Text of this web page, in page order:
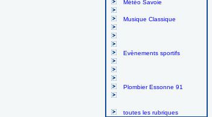
Météo Savoie
Musique Classique
Evènements sportifs
Plombier Essonne 91
toutes les rubriques